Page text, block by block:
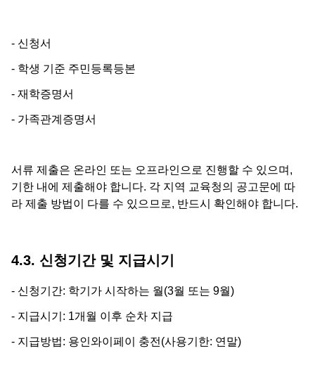
- 신청서
- 학생 기준 주민등록등본
- 재학증명서
- 가족관계증명서
서류 제출은 온라인 또는 오프라인으로 진행할 수 있으며,
기한 내에 제출해야 합니다. 각 지역 교육청의 공고문에 따
라 제출 방법이 다를 수 있으므로, 반드시 확인해야 합니다.
4.3. 신청기간 및 지급시기
- 신청기간: 학기가 시작하는 월(3월 또는 9월)
- 지급시기: 1개월 이후 순차 지급
- 지급방법: 용인와이페이 충전(사용기한: 연말)